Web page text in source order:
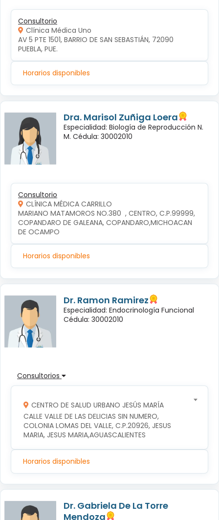
Consultorio
Clínica Médica Uno
AV 5 PTE 1501, BARRIO DE SAN SEBASTIÁN, 72090
PUEBLA, PUE.
Horarios disponibles
Dra. Marisol Zuñiga Loera
Especialidad: Biología de Reproducción N.
M. Cédula: 30002010
Consultorio
CLÍNICA MÉDICA CARRILLO
MARIANO MATAMOROS NO.380  , CENTRO, C.P.99999,
COPANDARO DE GALEANA, COPANDARO,MICHOACAN
DE OCAMPO
Horarios disponibles
Dr. Ramon Ramirez
Especialidad: Endocrinología Funcional
Cédula: 30002010
Consultorios
CENTRO DE SALUD URBANO JESÚS MARÍA
CALLE VALLE DE LAS DELICIAS SIN NUMERO,
COLONIA LOMAS DEL VALLE, C.P.20926, JESUS
MARIA, JESUS MARIA,AGUASCALIENTES
Horarios disponibles
Dr. Gabriela De La Torre
Mendoza